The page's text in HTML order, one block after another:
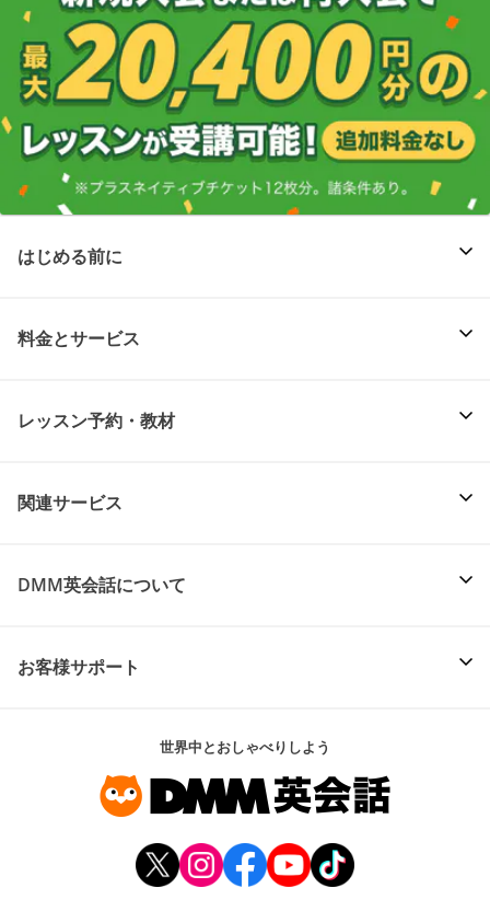
はじめる前に
料金とサービス
レッスン予約・教材
関連サービス
DMM英会話について
お客様サポート
世界中とおしゃべりしよう